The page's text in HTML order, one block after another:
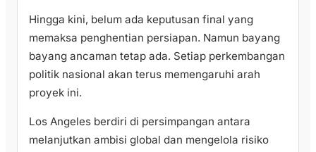
Hingga kini, belum ada keputusan final yang
memaksa penghentian persiapan. Namun bayang
bayang ancaman tetap ada. Setiap perkembangan
politik nasional akan terus memengaruhi arah
proyek ini.
Los Angeles berdiri di persimpangan antara
melanjutkan ambisi global dan mengelola risiko